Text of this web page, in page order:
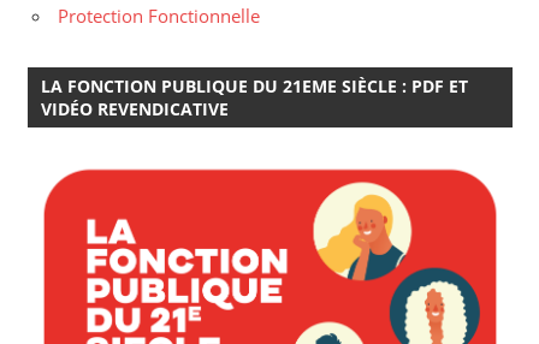
Protection Fonctionnelle
LA FONCTION PUBLIQUE DU 21EME SIÈCLE : PDF ET
VIDÉO REVENDICATIVE